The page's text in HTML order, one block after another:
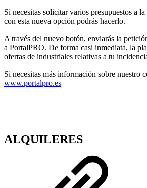
Si necesitas solicitar varios presupuestos a
con esta nueva opción podrás hacerlo.
A través del nuevo botón, enviarás la
a PortalPRO. De forma casi inmediata, la
ofertas de industriales relativas a tu
Si necesitas más información sobre nuestro
www.portalpro.es
ALQUILERES